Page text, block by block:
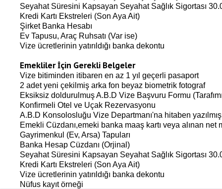
Seyahat Süresini Kapsayan Seyahat Sağlık Sigortası
Kredi Kartı Ekstreleri (Son Aya Ait)
Şirket Banka Hesabı
Ev Tapusu, Araç Ruhsatı (Var ise)
Vize ücretlerinin yatırıldığı banka dekontu
Emekliler İçin Gerekli Belgeler
Vize bitiminden itibaren en az 1 yıl geçerli pasaport
2 adet yeni çekilmiş arka fon beyaz biometrik fotograf
Eksiksiz doldurulmuş A.B.D Vize Başvuru Formu
Konfirmeli Otel ve Uçak Rezervasyonu
A.B.D Konsolosluğu Vize Departmanı'na hitaben
Emekli Cüzdanı,emeki banka maaş kartı veya alınan net
Gayrimenkul (Ev, Arsa) Tapuları
Banka Hesap Cüzdanı (Orjinal)
Seyahat Süresini Kapsayan Seyahat Sağlık Sigortası
Kredi Kartı Ekstreleri (Son Aya Ait)
Vize ücretlerinin yatırıldığı banka dekontu
Nüfus kayıt örneği